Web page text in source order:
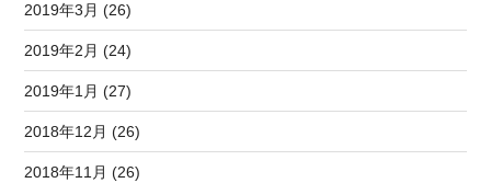
2019年3月 (26)
2019年2月 (24)
2019年1月 (27)
2018年12月 (26)
2018年11月 (26)